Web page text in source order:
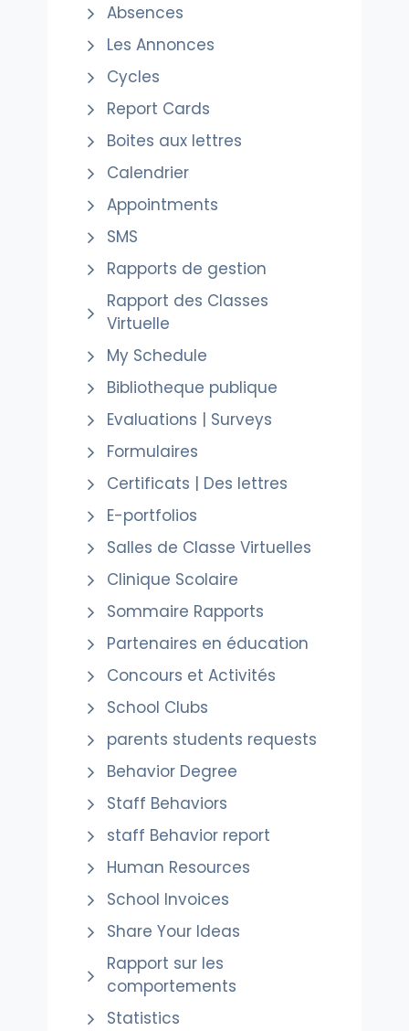
Absences
Les Annonces
Cycles
Report Cards
Boites aux lettres
Calendrier
Appointments
SMS
Rapports de gestion
Rapport des Classes
Virtuelle
My Schedule
Bibliotheque publique
Evaluations | Surveys
Formulaires
Certificats | Des lettres
E-portfolios
Salles de Classe Virtuelles
Clinique Scolaire
Sommaire Rapports
Partenaires en éducation
Concours et Activités
School Clubs
parents students requests
Behavior Degree
Staff Behaviors
staff Behavior report
Human Resources
School Invoices
Share Your Ideas
Rapport sur les
comportements
Statistics